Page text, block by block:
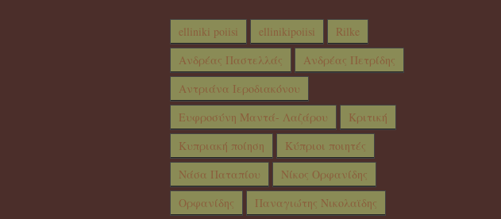
elliniki poiisi ellinikipoiisi
Rilke
Ανδρέας Παστελλάς
Ανδρέας Πετρίδης
Αντριάνα Ιεροδιακόνου
Ευφροσύνη Μαντά- Λαζάρου
Κριτική
Κυπριακή ποίηση
Κύπριοι ποιητές
Νάσα Παταπίου
Νίκος Ορφανίδης
Ορφανίδης
Παναγιώτης Νικολαϊδης